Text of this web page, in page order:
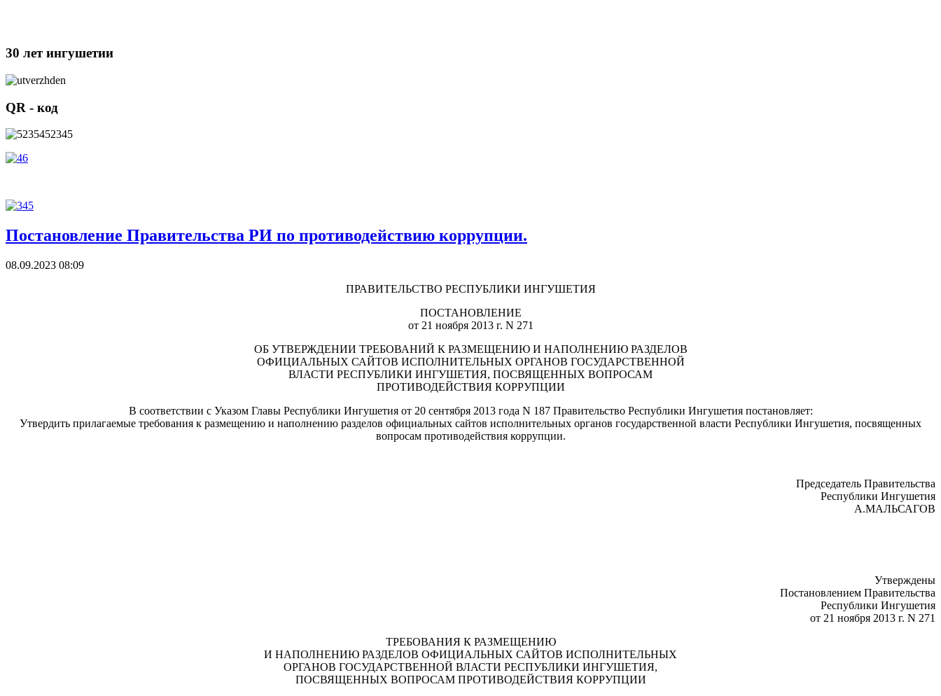
30 лет ингушетии
QR - код
Постановление Правительства РИ по противодействию коррупции.
08.09.2023 08:09
ПРАВИТЕЛЬСТВО РЕСПУБЛИКИ ИНГУШЕТИЯ
ПОСТАНОВЛЕНИЕ
от 21 ноября 2013 г. N 271
ОБ УТВЕРЖДЕНИИ ТРЕБОВАНИЙ К РАЗМЕЩЕНИЮ И НАПОЛНЕНИЮ РАЗДЕЛОВ
ОФИЦИАЛЬНЫХ САЙТОВ ИСПОЛНИТЕЛЬНЫХ ОРГАНОВ ГОСУДАРСТВЕННОЙ
ВЛАСТИ РЕСПУБЛИКИ ИНГУШЕТИЯ, ПОСВЯЩЕННЫХ ВОПРОСАМ
ПРОТИВОДЕЙСТВИЯ КОРРУПЦИИ
В соответствии с Указом Главы Республики Ингушетия от 20 сентября 2013 года N 187 Правительство Республики Ингушетия постановляет:
Утвердить прилагаемые требования к размещению и наполнению разделов официальных сайтов исполнительных органов государственной власти Республики Ингушетия, посвященных
вопросам противодействия коррупции.
Председатель Правительства
Республики Ингушетия
А.МАЛЬСАГОВ
Утверждены
Постановлением Правительства
Республики Ингушетия
от 21 ноября 2013 г. N 271
ТРЕБОВАНИЯ К РАЗМЕЩЕНИЮ
И НАПОЛНЕНИЮ РАЗДЕЛОВ ОФИЦИАЛЬНЫХ САЙТОВ ИСПОЛНИТЕЛЬНЫХ
ОРГАНОВ ГОСУДАРСТВЕННОЙ ВЛАСТИ РЕСПУБЛИКИ ИНГУШЕТИЯ,
ПОСВЯЩЕННЫХ ВОПРОСАМ ПРОТИВОДЕЙСТВИЯ КОРРУПЦИИ